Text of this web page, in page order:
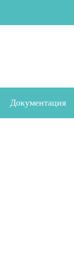
Документация